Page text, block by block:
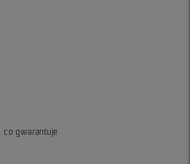
, co gwarantuje